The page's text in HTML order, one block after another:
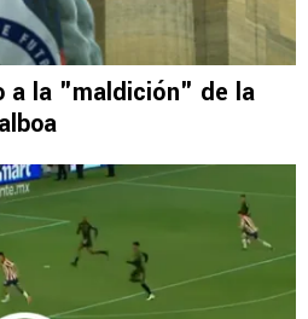
a la "maldición" de la